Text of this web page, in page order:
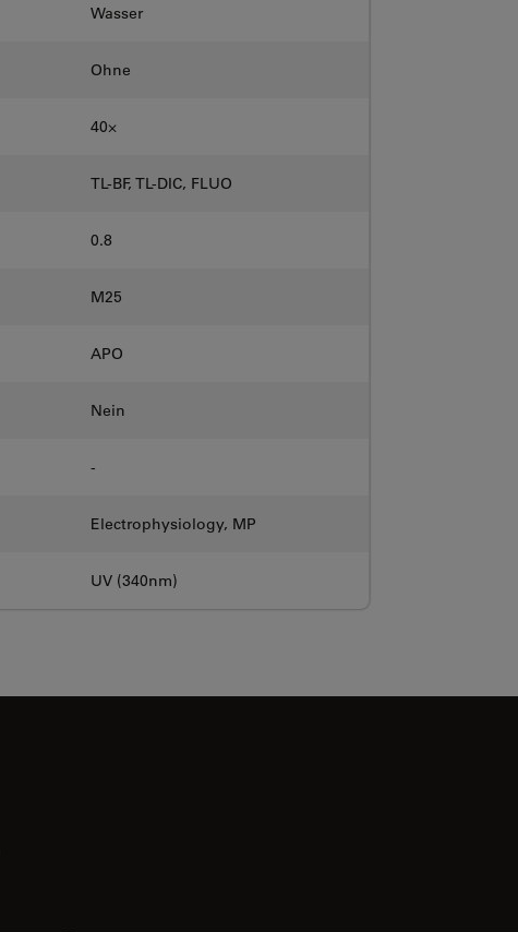
Wasser
Ohne
40⨉
TL-BF, TL-DIC, FLUO
0.8
M25
APO
Nein
-
Electrophysiology, MP
UV (340nm)